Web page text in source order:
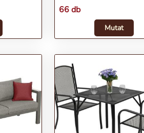
66 db
Mutat